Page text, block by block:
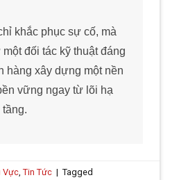
khắc phục sự cố, mà
đối tác kỹ thuật đáng
hàng xây dựng một nền
vững ngay từ lõi hạ
tầng.
Vực,Tin Tức | Tagged